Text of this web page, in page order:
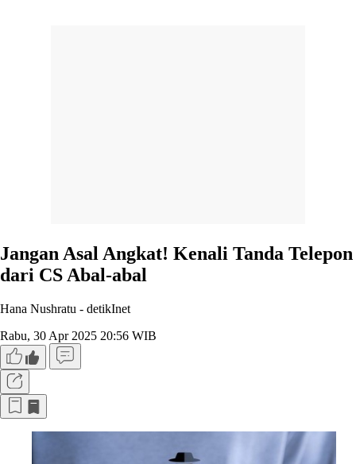
Jangan Asal Angkat! Kenali Tanda Telepon
dari CS Abal-abal
Hana Nushratu - detikInet
Rabu, 30 Apr 2025 20:56 WIB